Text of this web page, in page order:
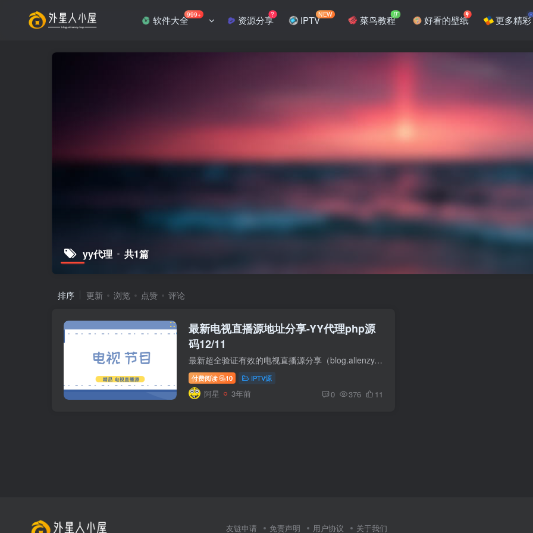
软件大全999+ 资源分享
? IPTVNEW 菜鸟教程IT 好看的壁纸 更多精彩
yy代理 共1篇
排序 更新 浏览 点赞 评论
最新电视直播源地址分享-YY代理php源
码12/11
最新超全验证有效的电视直播源分享（blog.alienzy.top），央视、卫视、部分各省市地方、百视通、华数、易视腾、湖南bblive、newtv、ihot、sitv等等，阿星电视直播源合集,IPTV直播源免费分享，直...
付费阅读 10 IPTV源
阿星 3年前 0 376 11
友链申请 免责声明 用户协议 关于我们